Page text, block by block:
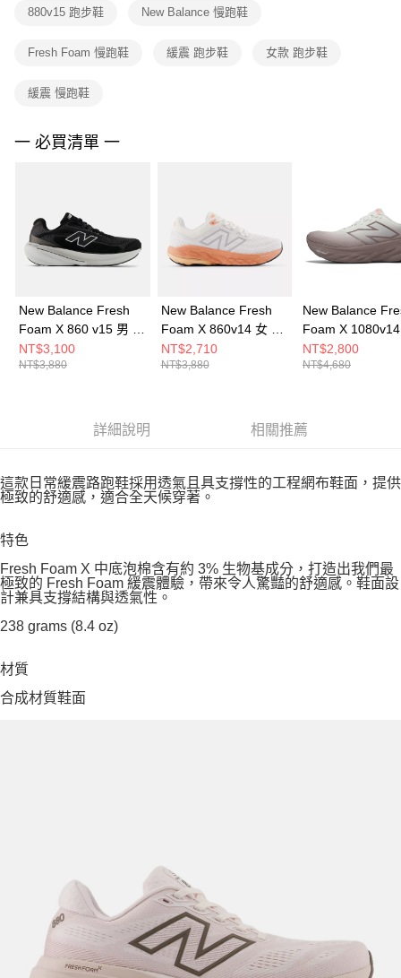
權轉讓予恩沛科技股份有限公司。
３．未成年的使用者請事先徵得法定代理人或監護人之同意方可使用
任。
請求用戶進行身份認證。
５．嚴禁一人註冊多個帳號或使用他人資訊註冊。若發現惡意使用之情形，
880v15 跑步鞋 New Balance 慢跑鞋
Fresh Foam 慢跑鞋 緩震 跑步鞋 女款 跑步鞋
緩震 慢跑鞋
一 必買清單 一
New Balance Fresh
Foam X 860 v15 男 跑
步鞋 M8607GW-2E
NT$3,100
NT$3,880
New Balance Fresh
Foam X 860v14 女 跑
步鞋 W86014B-D
NT$2,710
NT$3,880
New Balance
Foam X
跑步鞋
NT$2,800
NT$4,680
詳細說明 相關推薦
這款日常緩震路跑鞋採用透氣且具支撐性的工程網布鞋面，提供
極致的舒適感，適合全天候穿著。
特色
Fresh Foam X 中底泡棉含有約 3% 生物基成分，打造出我們最
極致的 Fresh Foam 緩震體驗，帶來令人驚豔的舒適感。鞋面設
計兼具支撐結構與透氣性。
238 grams (8.4 oz)
材質
合成材質鞋面